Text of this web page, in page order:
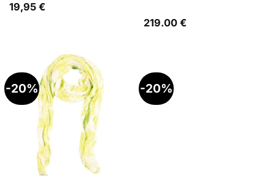
19,95 €
219.00 €
-20% -20%